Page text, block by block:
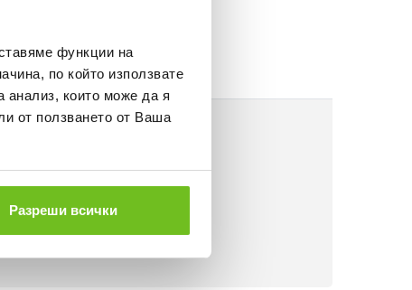
функции на
по който използвате
анализ, които може да я
от ползването от Ваша
Разреши всички